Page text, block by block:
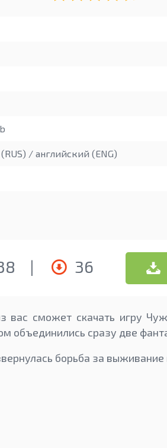
/ английский (ENG)
| 36
вас сможет скачать игру
объединились сразу две
борьба за